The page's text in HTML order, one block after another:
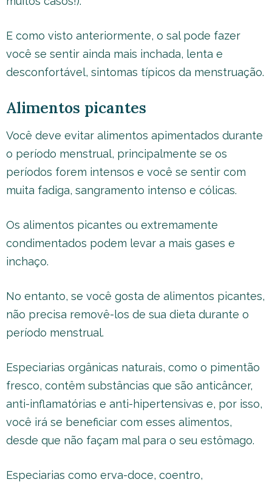
E como visto anteriormente, o sal pode fazer
você se sentir ainda mais inchada, lenta e
desconfortável, sintomas típicos da menstruação.
Alimentos picantes
Você deve evitar alimentos apimentados durante
o período menstrual, principalmente se os
períodos forem intensos e você se sentir com
muita fadiga, sangramento intenso e cólicas.
Os alimentos picantes ou extremamente
condimentados podem levar a mais gases e
inchaço.
No entanto, se você gosta de alimentos picantes,
não precisa removê-los de sua dieta durante o
período menstrual.
Especiarias orgânicas naturais, como o pimentão
fresco, contêm substâncias que são anticâncer,
anti-inflamatórias e anti-hipertensivas e, por isso,
você irá se beneficiar com esses alimentos,
desde que não façam mal para o seu estômago.
Especiarias como erva-doce, coentro,